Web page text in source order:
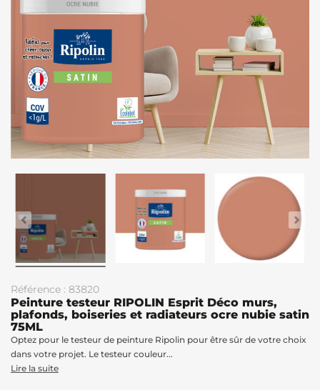
Référence : 83820
Peinture testeur RIPOLIN Esprit Déco murs,
plafonds, boiseries et radiateurs ocre nubie satin
75ML
Optez pour le testeur de peinture Ripolin pour être sûr de votre choix
dans votre projet. Le testeur couleur...
Lire la suite